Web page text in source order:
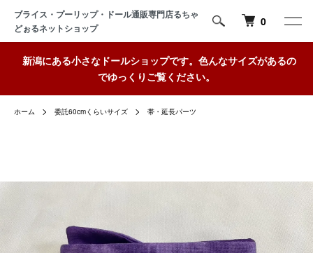
ブライス・プーリップ・ドール通販専門店るちゃ
どぉるネットショップ
0
新潟にある小さなドールショップです。色んなサイズがあるの
でゆっくりご覧ください。
ホーム 委託60cmくらいサイズ 帯・延長パーツ